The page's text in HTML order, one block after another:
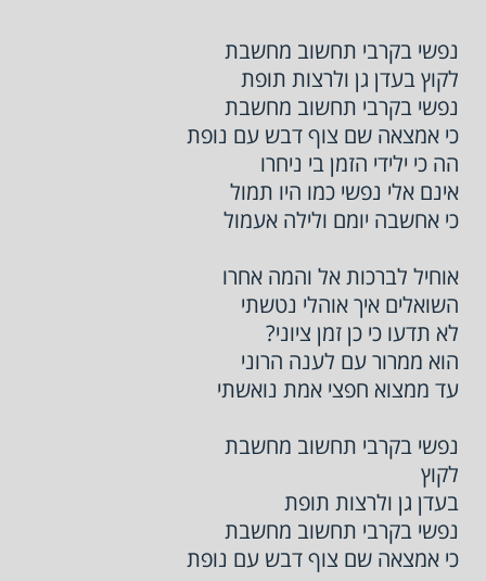
נפשי בקרבי תחשוב מחשבת
לקוץ בעדן גן ולרצות תופת
נפשי בקרבי תחשוב מחשבת
כי אמצאה שם צוף דבש עם נופת
הה כי ילידי הזמן בי ניחרו
אינם אלי נפשי כמו היו תמול
כי אחשבה יומם ולילה אעמול
אוחיל לברכות אל והמה אחרו
השואלים איך אוהלי נטשתי
לא תדעו כי כן זמן ציוני?
הוא ממרור עם לענה הרוני
עד ממצוא חפצי אמת נואשתי
נפשי בקרבי תחשוב מחשבת
לקוץ
בעדן גן ולרצות תופת
נפשי בקרבי תחשוב מחשבת
כי אמצאה שם צוף דבש עם נופת